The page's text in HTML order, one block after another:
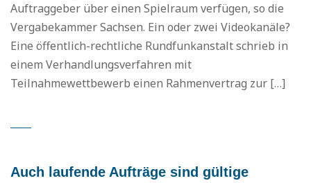
Auftraggeber über einen Spielraum verfügen, so die
Vergabekammer Sachsen. Ein oder zwei Videokanäle?
Eine öffentlich-rechtliche Rundfunkanstalt schrieb in
einem Verhandlungsverfahren mit
Teilnahmewettbewerb einen Rahmenvertrag zur […]
Auch laufende Aufträge sind gültige